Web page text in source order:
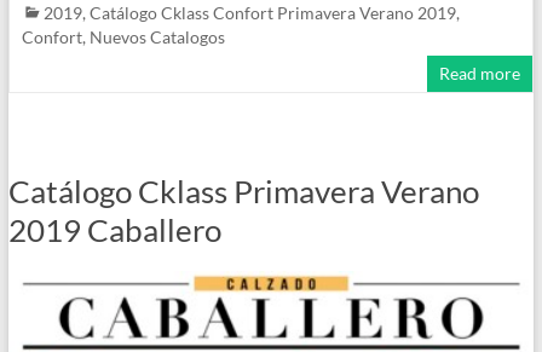
2019, Catálogo Cklass Confort Primavera Verano 2019,
Confort, Nuevos Catalogos
Read more
Catálogo Cklass Primavera Verano
2019 Caballero